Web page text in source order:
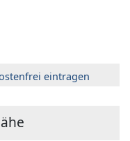
eintragen